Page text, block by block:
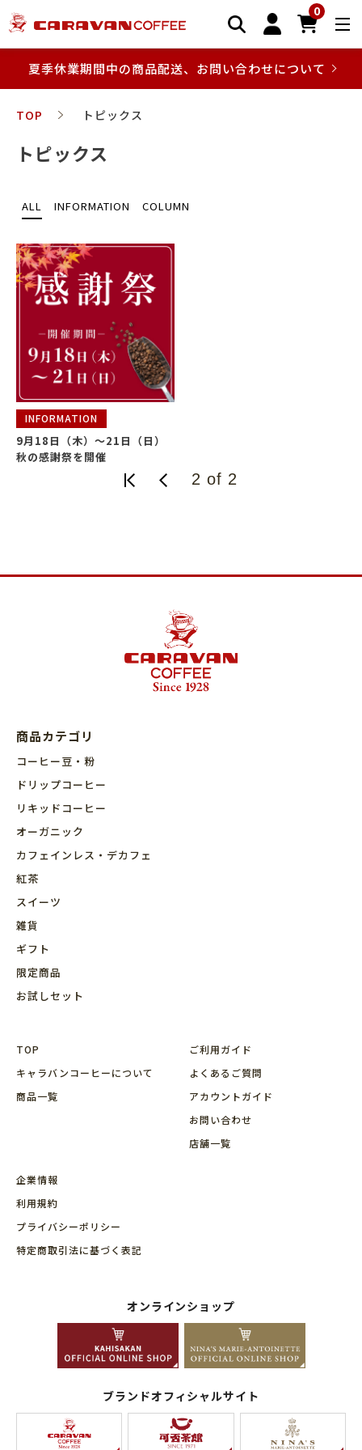
0
夏季休業期間中の商品配送、お問い合わせについて
TOP トピックス
トピックス
ALL INFORMATION COLUMN
INFORMATION
9月18日（木）～21日（日）
秋の感謝祭を開催
2 of 2
商品カテゴリ
コーヒー豆・粉
ドリップコーヒー
リキッドコーヒー
オーガニック
カフェインレス・デカフェ
紅茶
スイーツ
雑貨
ギフト
限定商品
お試しセット
TOP
キャラバンコーヒーについて
商品⼀覧
ご利用ガイド
よくあるご質問
アカウントガイド
お問い合わせ
店舗⼀覧
企業情報
利用規約
プライバシーポリシー
特定商取引法に基づく表記
オンラインショップ
ブランドオフィシャルサイト